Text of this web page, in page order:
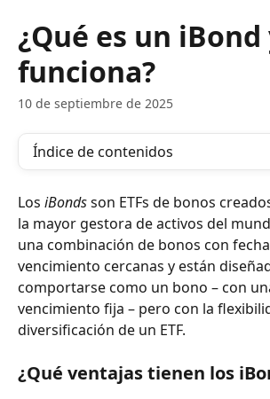
¿Qué es un
funciona?
10 de septiembre de 2025
Índice de contenidos
Los iBonds son ETFs de bonos
la mayor gestora de activos del
una combinación de bonos con
vencimiento cercanas y están
comportarse como un bono – con
vencimiento fija – pero con la
diversificación de un ETF.
¿Qué ventajas tienen los